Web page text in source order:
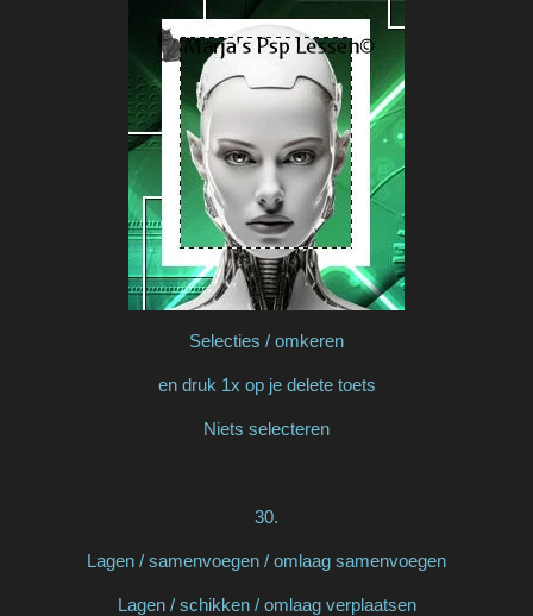
Selecties / omkeren
en druk 1x op je delete toets
Niets selecteren
30.
Lagen / samenvoegen / omlaag samenvoegen
Lagen / schikken / omlaag verplaatsen